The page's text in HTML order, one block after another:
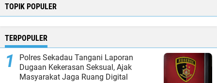
TOPIK POPULER
TERPOPULER
Polres Sekadau Tangani Laporan
Dugaan Kekerasan Seksual, Ajak
Masyarakat Jaga Ruang Digital